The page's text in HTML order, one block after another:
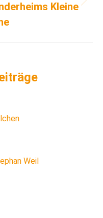
Kleine
Weil